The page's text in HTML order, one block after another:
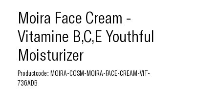
Moira Face Cream -
Vitamine B,C,E Youthful
Moisturizer
Productcode: MOIRA-COSM-MOIRA-FACE-CREAM-VIT-
736ADB